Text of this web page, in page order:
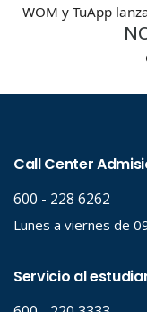
WOM y TuApp